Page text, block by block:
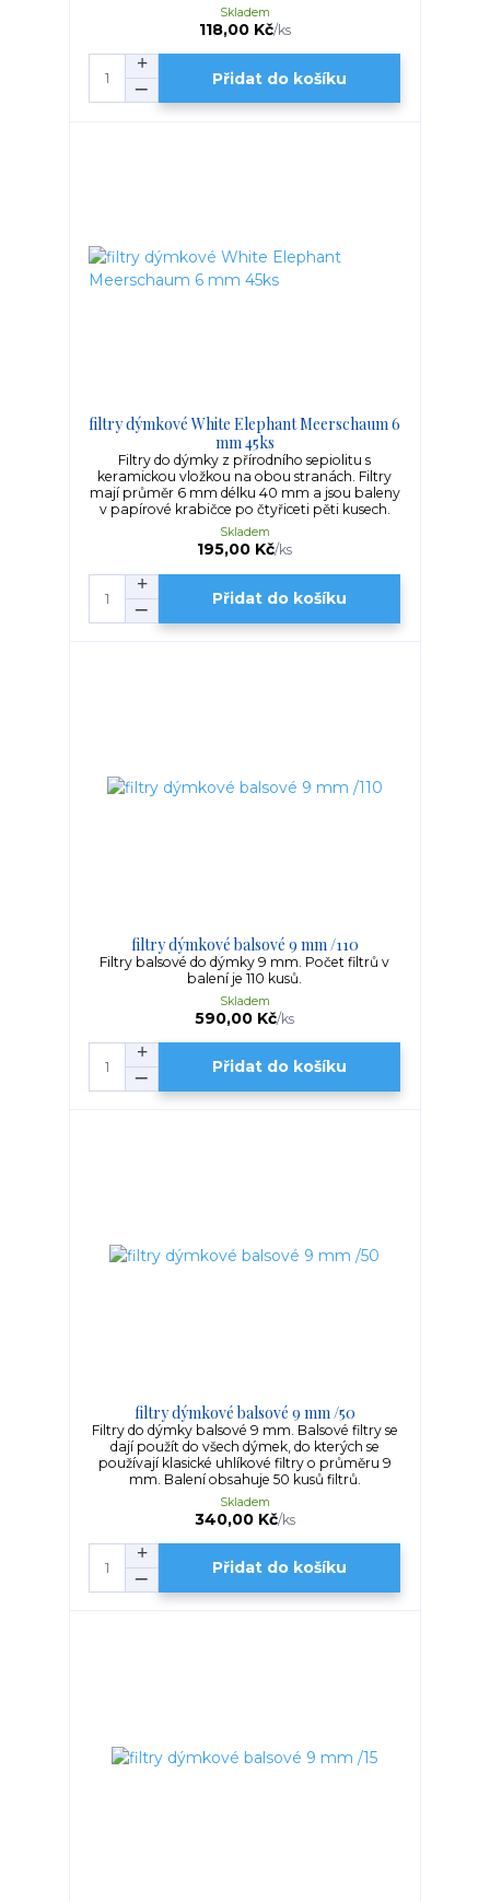
118,00 Kč/ks
Skladem
Přidat do košíku
filtry dýmkové White Elephant Meerschaum 6
mm 45ks
Filtry do dýmky z přírodního sepiolitu s
keramickou vložkou na obou stranách. Filtry
mají průměr 6 mm délku 40 mm a jsou baleny
v papírové krabičce po čtyřiceti pěti kusech.
195,00 Kč/ks
Skladem
Přidat do košíku
filtry dýmkové balsové 9 mm /110
Filtry balsové do dýmky 9 mm. Počet filtrů v
balení je 110 kusů.
590,00 Kč/ks
Skladem
Přidat do košíku
filtry dýmkové balsové 9 mm /50
Filtry do dýmky balsové 9 mm. Balsové filtry se
dají použít do všech dýmek, do kterých se
používají klasické uhlíkové filtry o průměru 9
mm. Balení obsahuje 50 kusů filtrů.
340,00 Kč/ks
Skladem
Přidat do košíku